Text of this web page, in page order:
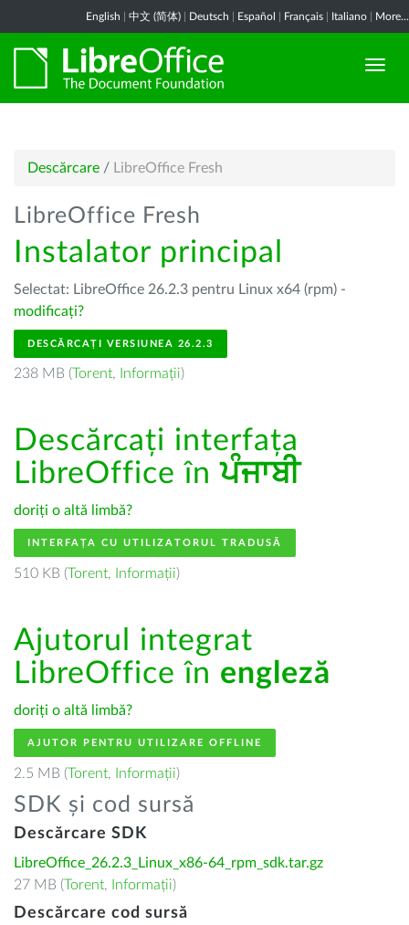
English 中文 (简体) Deutsch Español Français Italiano More...
Descărcare / LibreOffice Fresh
LibreOffice Fresh
Instalator principal
Selectat: LibreOffice 26.2.3 pentru Linux x64 (rpm) -
modificați?
DESCĂRCAȚI VERSIUNEA 26.2.3
238 MB (Torent, Informații)
Descărcați interfața
LibreOffice înਪੰਜਾਬੀ
doriți o altă limbă?
INTERFAȚA CU UTILIZATORUL TRADUSĂ
510 KB (Torent, Informații)
Ajutorul integrat
LibreOffice în engleză
doriți o altă limbă?
AJUTOR PENTRU UTILIZARE OFFLINE
2.5 MB (Torent, Informații)
SDK și cod sursă
Descărcare SDK
LibreOffice_26.2.3_Linux_x86-64_rpm_sdk.tar.gz
27 MB (Torent, Informații)
Descărcare cod sursă